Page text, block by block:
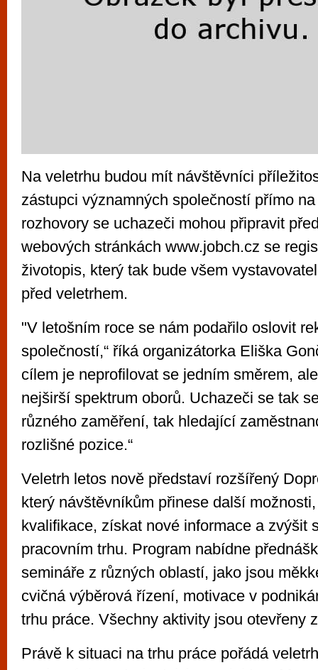
Na veletrhu budou mít návštěvníci
zástupci významných společností přímo
rozhovory se uchazeči mohou připravit
webových stránkách www.jobch.cz se
životopis, který tak bude všem
před veletrhem.
"V letošním roce se nám podařilo oslovit
společností,“ říká organizátorka Eliška
cílem je neprofilovat se jedním směrem,
nejširší spektrum oborů. Uchazeči se tak
různého zaměření, tak hledající
rozlišné pozice.“
Veletrh letos nově představí rozšířený
který návštěvníkům přinese další
kvalifikace, získat nové informace a zvýšit
pracovním trhu. Program nabídne
semináře z různých oblastí, jako jsou
cvičná výběrová řízení, motivace v
trhu práce. Všechny aktivity jsou otevřeny
Právě k situaci na trhu práce pořádá